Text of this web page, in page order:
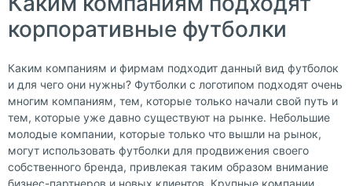
корпоративные футболки
Каким компаниям и фирмам подходит данный вид футболок
и для чего они нужны? Футболки с логотипом подходят очень
многим компаниям, тем, которые только начали свой путь и
тем, которые уже давно существуют на рынке. Небольшие
молодые компании, которые только что вышли на рынок,
могут использовать футболки для продвижения своего
собственного бренда, привлекая таким образом внимание
бизнес-партнеров и новых клиентов. Крупные компании,